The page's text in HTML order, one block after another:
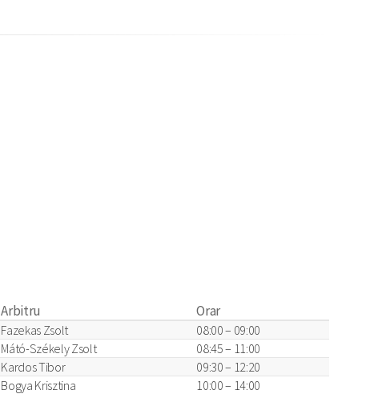
Arbitru Orar
Fazekas Zsolt
08:00 – 09:00
Mátó-Székely Zsolt
08:45 – 11:00
Kardos Tibor
09:30 – 12:20
Bogya Krisztina
10:00 – 14:00